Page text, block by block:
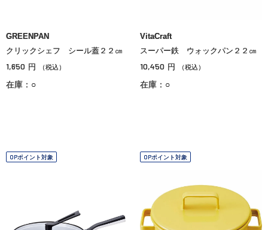
GREENPAN
クリックシェフ シール蓋２２㎝
1,650 円 （税込）
在庫：○
VitaCraft
スーパー鉄 ウォックパン２２㎝
10,450 円 （税込）
在庫：○
OPポイント対象 OPポイント対象